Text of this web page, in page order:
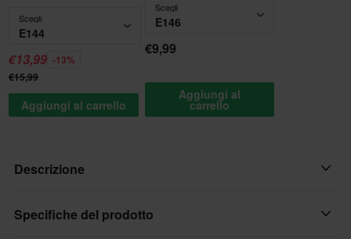
Scegli
E144
€13,99 -13%
€15,99
Aggiungi al carrello
Scegli
E146
€9,99
Aggiungi al
carrello
Descrizione
Borsa interna in resistente PVC per valigia Outback Trekker 48.
Specifiche del prodotto